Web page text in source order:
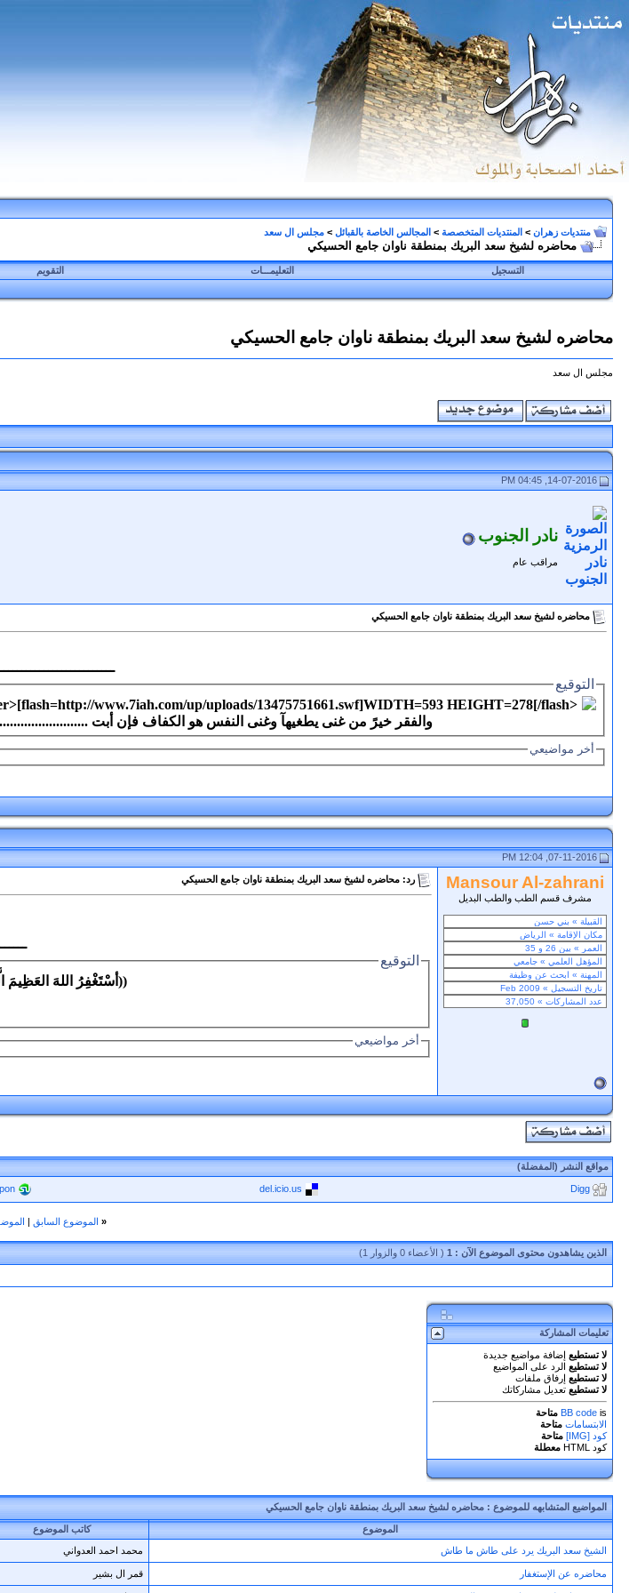
منتديات زهران > المنتديات المتخصصة > المجالس الخاصة بالقبائل >مجلس ال سعد
محاضره لشيخ سعد البريك بمنطقة ناوان جامع الحسيكي
التسجيل
التعليمـــات التقويم
محاضره لشيخ سعد البريك بمنطقة ناوان جامع الحسيكي
مجلس ال سعد
14-07-2016, 04:45 PM
نادر الجنوب
مراقب عام
محاضره لشيخ سعد البريك بمنطقة ناوان جامع الحسيكي
التوقيع
أخر مواضيعي
07-11-2016, 12:04 PM
Mansour Al-zahrani
مشرف قسم الطب والطب البديل
رد: محاضره لشيخ سعد البريك بمنطقة ناوان جامع الحسيكي
التوقيع
((أسْتَغْفِرُ اللهَ العَظِيمَ
أخر مواضيعي
مواقع النشر (المفضلة)
Digg
del.icio.us
« الموضوع السابق
الذين يشاهدون محتوى الموضوع الآن : 1 ( الأعضاء 0 والزوار 1)
تعليمات المشاركة
لا تستطيع إضافة مواضيع جديدة
لا تستطيع
الرد على المواضيع
لا تستطيع إرفاق ملفات
لا تستطيع تعديل مشاركاتك
BB codeis
متاحة
الابتسامات متاحة
كود [IMG]
متاحة
كود HTML
معطلة
المواضيع المتشابهه للموضوع :محاضره لشيخ سعد البريك بمنطقة ناوان جامع الحسيكي
الموضوع كاتب الموضوع
الشيخ سعد البريك يرد على طاش ما طاش
محمد احمد العدواني
محاضره عن الإستغفار قمر ال بشير